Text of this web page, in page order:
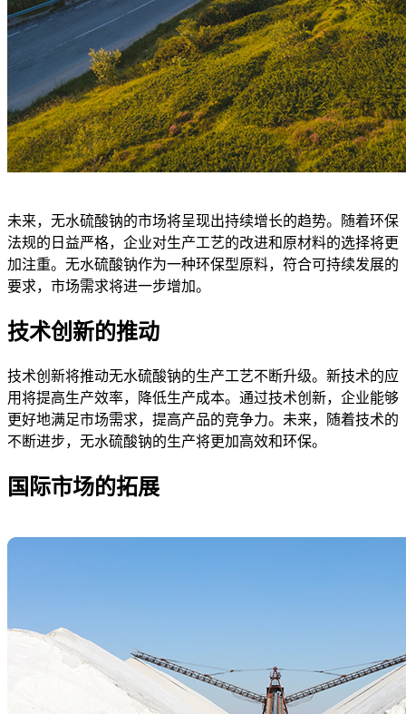
未来，无水硫酸钠的市场将呈现出持续增长的趋势。随着环保
法规的日益严格，企业对生产工艺的改进和原材料的选择将更
加注重。无水硫酸钠作为一种环保型原料，符合可持续发展的
要求，市场需求将进一步增加。
技术创新的推动
技术创新将推动无水硫酸钠的生产工艺不断升级。新技术的应
用将提高生产效率，降低生产成本。通过技术创新，企业能够
更好地满足市场需求，提高产品的竞争力。未来，随着技术的
不断进步，无水硫酸钠的生产将更加高效和环保。
国际市场的拓展